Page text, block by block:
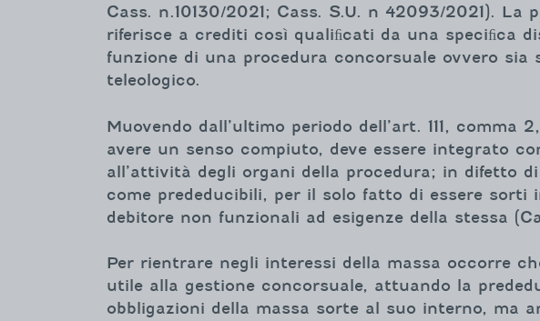
Cass. n.10130/2021; Cass. S.U. n 42093/2021). La
riferisce a crediti così qualiﬁcati da una speciﬁca
funzione di una procedura concorsuale ovvero
teleologico.
Muovendo dall’ultimo periodo dell’art. 111,
avere un senso compiuto, deve essere integrato
all’attività degli organi della procedura; in difetto
come prededucibili, per il solo fatto di essere
debitore non funzionali ad esigenze della stessa
Per rientrare negli interessi della massa occorre
utile alla gestione concorsuale, attuando la
obbligazioni della massa sorte al suo interno, ma